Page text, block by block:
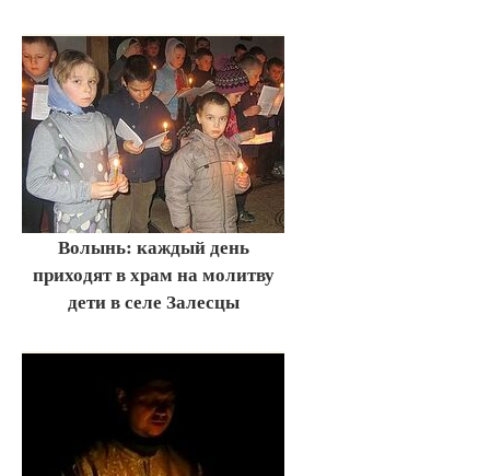
Волынь: каждый день
приходят в храм на молитву
дети в селе Залесцы